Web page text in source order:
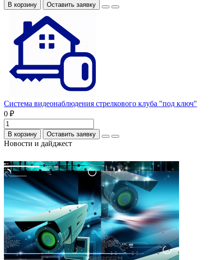
В корзину Оставить заявку
Система видеонаблюдения стрелкового клуба "под ключ"
0 ₽
В корзину Оставить заявку
Новости и дайджест